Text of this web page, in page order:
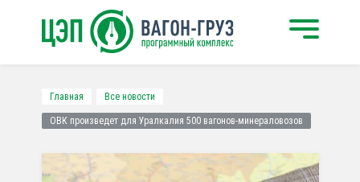
Главная Все новости
ОВК произведет для Уралкалия 500 вагонов-минераловозов